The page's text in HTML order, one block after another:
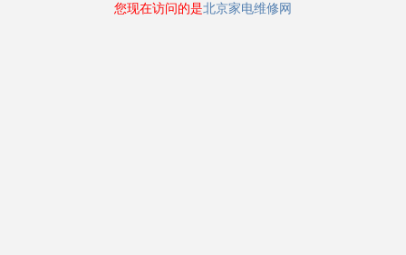
您现在访问的是北京家电维修网